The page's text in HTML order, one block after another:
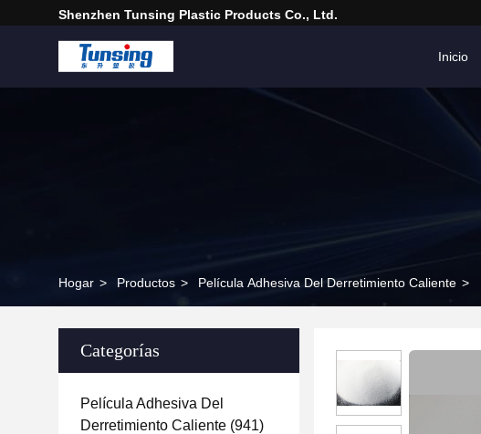
Shenzhen Tunsing Plastic Products Co., Ltd.
Inicio
Hogar > Productos > Película Adhesiva Del Derretimiento Caliente >
Categorías
Película Adhesiva Del
Derretimiento Caliente (941)